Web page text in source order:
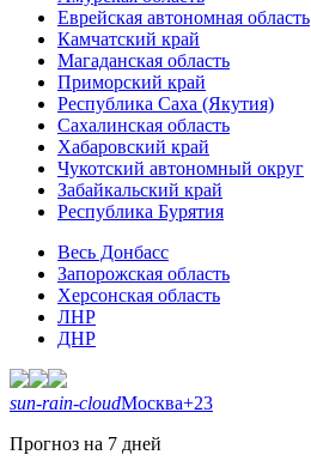
Еврейская автономная область
Камчатский край
Магаданская область
Приморский край
Республика Саха (Якутия)
Сахалинская область
Хабаровский край
Чукотский автономный округ
Забайкальский край
Республика Бурятия
Весь Донбасс
Запорожская область
Херсонская область
ЛНР
ДНР
sun-rain-cloudМосква+23
Прогноз на 7 дней